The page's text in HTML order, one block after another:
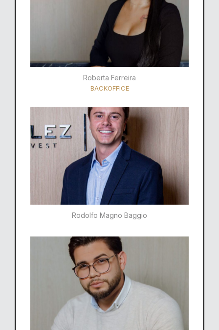
Roberta Ferreira
BACKOFFICE
Rodolfo Magno Baggio​​